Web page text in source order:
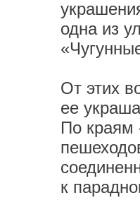
одна из
От этих
ее
По краям
к